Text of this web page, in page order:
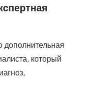
который